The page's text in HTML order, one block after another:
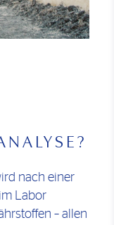
nach einer
Labor
– allen